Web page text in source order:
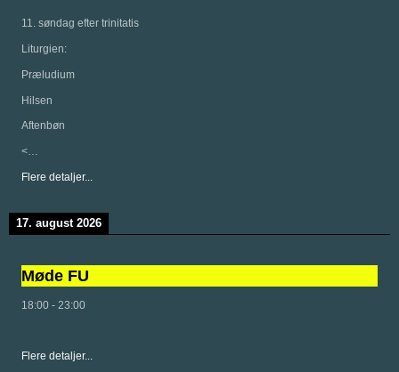
11. søndag efter trinitatis
Liturgien:
Præludium
Hilsen
Aftenbøn
<…
Flere detaljer...
17. august 2026
Møde FU
18:00 - 23:00
Flere detaljer...